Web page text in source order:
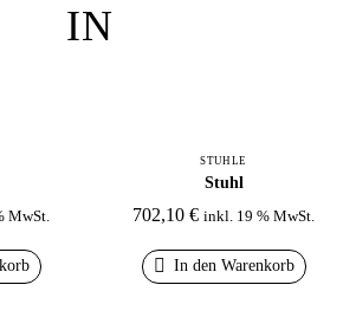
IN
MwSt.
STÜHLE
Stuhl
702,10 € inkl. 19 % MwSt.
In den Warenkorb